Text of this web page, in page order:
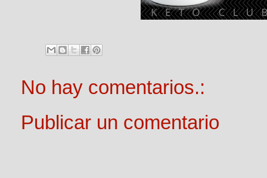
No hay comentarios.:
Publicar un comentario